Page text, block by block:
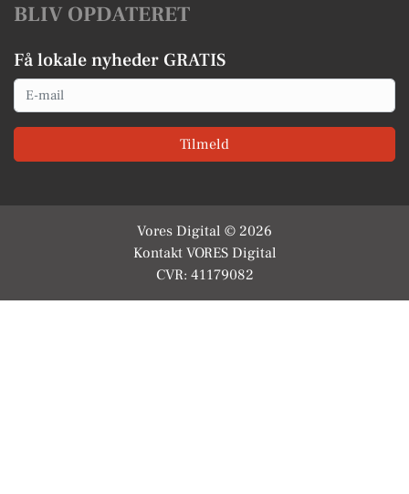
BLIV OPDATERET
Få lokale nyheder GRATIS
Email
Tilmeld
Vores Digital © 2026
Kontakt VORES Digital
CVR: 41179082